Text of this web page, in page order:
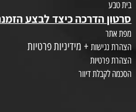
כיצד לבצע הזמנה באתר